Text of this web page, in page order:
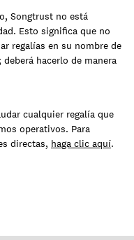
Songtrust no está
Esto significa que no
regalías en su nombre de
hacerlo de manera
cualquier regalía que
operativos. Para
directas, haga clic aquí.